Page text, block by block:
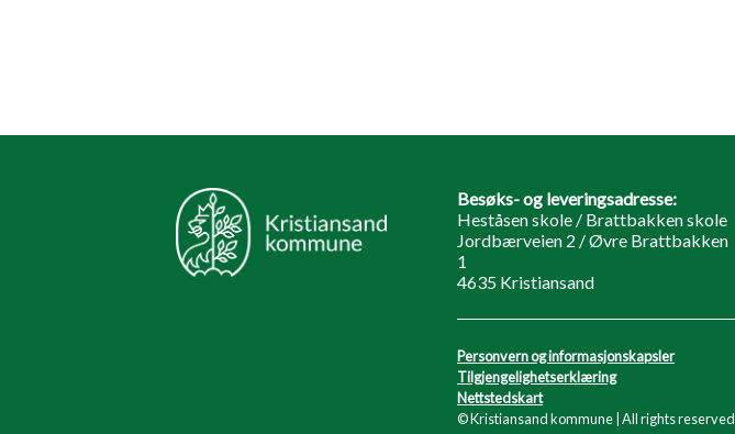
Besøks- og leveringsadresse:
Heståsen skole / Brattbakken skole
Jordbærveien 2 / Øvre Brattbakken
1
4635 Kristiansand
Personvern og informasjonskapsler
Tilgjengelighetserklæring
Nettstedskart
© Kristiansand kommune | All rights reserved